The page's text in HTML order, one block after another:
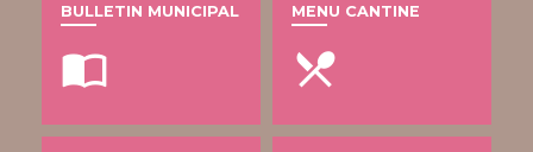
BULLETIN MUNICIPAL
import_contacts
MENU CANTINE
local_dining